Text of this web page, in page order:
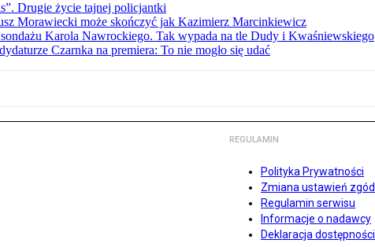
Drugie życie tajnej policjantki
Morawiecki może skończyć jak Kazimierz Marcinkiewicz
Karola Nawrockiego. Tak wypada na tle Dudy i Kwaśniewskiego
Czarnka na premiera: To nie mogło się udać
REGULAMIN
Polityka Prywatności
Zmiana ustawień zgód
Regulamin serwisu
Informacje o nadawcy
Deklaracja dostępności